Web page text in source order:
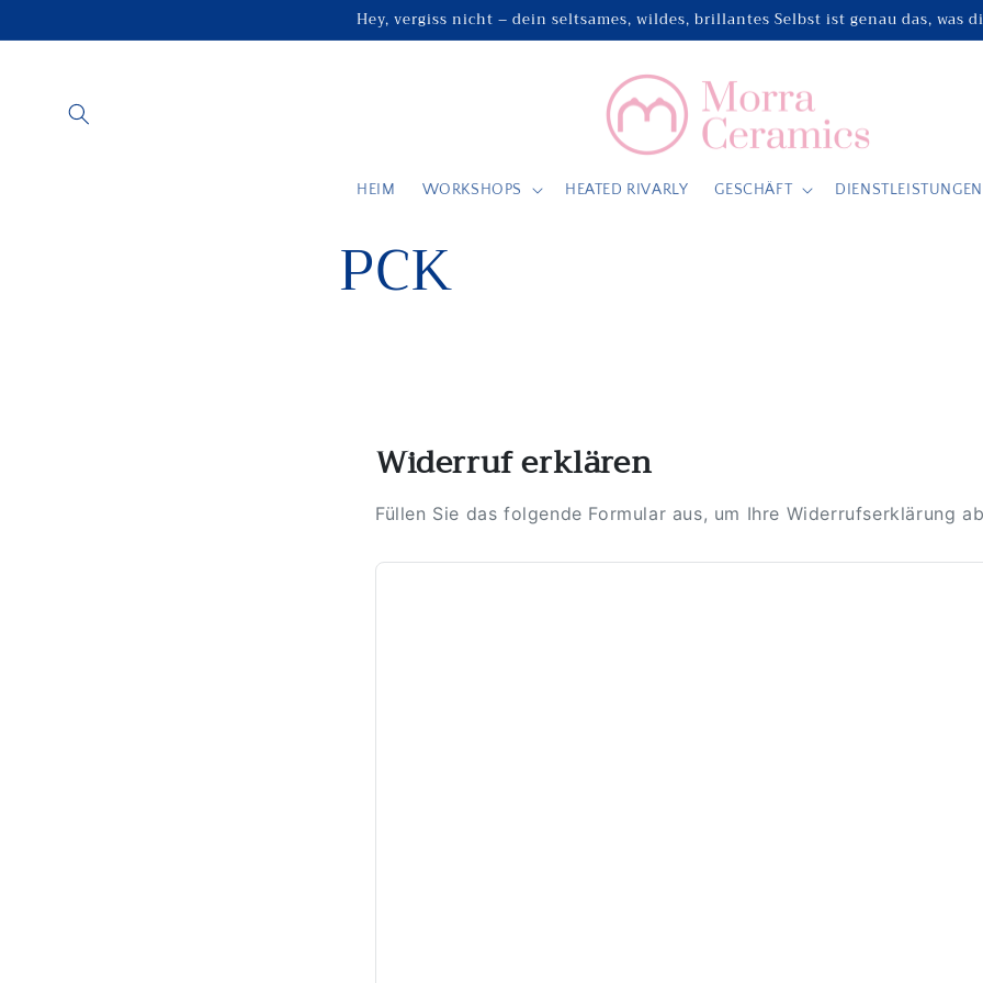
Inhalt
Hey, vergiss nicht – dein seltsames, wildes, brillantes Selbst ist genau das, was
HEIM WORKSHOPS HEATED RIVARLY GESCHÄFT DIENSTLEISTUNGEN
PCK
Widerruf erklären
Füllen Sie das folgende Formular aus, um Ihre Widerrufserklärung